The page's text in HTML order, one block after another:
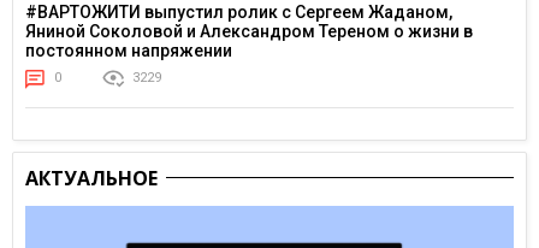
#ВАРТОЖИТИ выпустил ролик с Сергеем Жаданом,
Яниной Соколовой и Александром Тереном о жизни в
постоянном напряжении
0 3229
АКТУАЛЬНОЕ